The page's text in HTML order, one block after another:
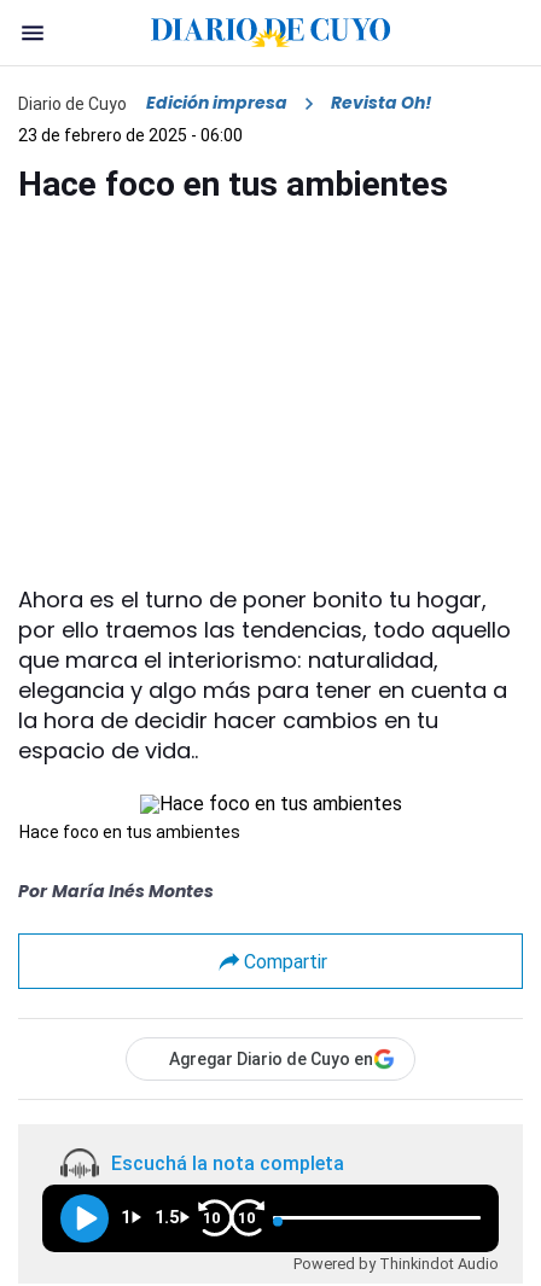
Diario de Cuyo Edición impresa Revista Oh!
23 de febrero de 2025 - 06:00
Hace foco en tus ambientes
Ahora es el turno de poner bonito tu hogar,
por ello traemos las tendencias, todo aquello
que marca el interiorismo: naturalidad,
elegancia y algo más para tener en cuenta a
la hora de decidir hacer cambios en tu
espacio de vida..
Hace foco en tus ambientes
Por María Inés Montes
Compartir
Agregar Diario de Cuyo en
Escuchá la nota completa
1 1.5 10 10
Powered by Thinkindot Audio